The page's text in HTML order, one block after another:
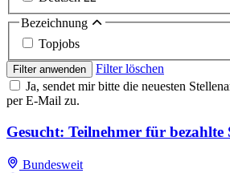
Bezeichnung
Topjobs
Filter anwenden
Filter löschen
Ja, sendet mir bitte die neuesten
per E-Mail zu.
Gesucht: Teilnehmer für bezahlte
Bundesweit